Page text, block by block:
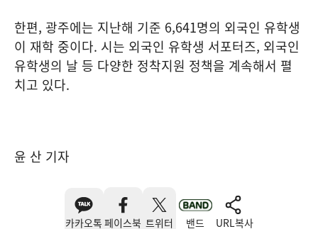
한편, 광주에는 지난해 기준 6,641명의 외국인 유학생
이 재학 중이다. 시는 외국인 유학생 서포터즈, 외국인
유학생의 날 등 다양한 정착지원 정책을 계속해서 펼
치고 있다.
윤 산 기자
카카오톡 페이스북 트위터 밴드 URL복사